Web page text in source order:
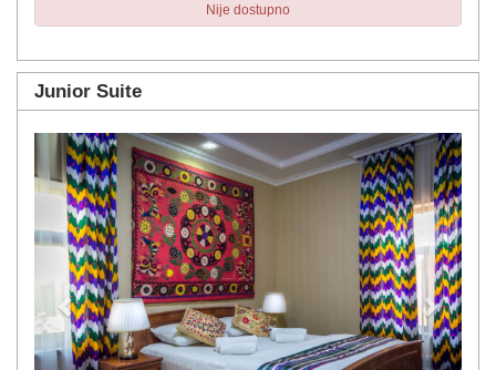
Nije dostupno
Junior Suite
Previous Next